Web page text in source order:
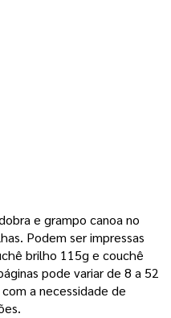
e grampo canoa no
Podem ser impressas
brilho 115g e couchê
pode variar de 8 a 52
a necessidade de